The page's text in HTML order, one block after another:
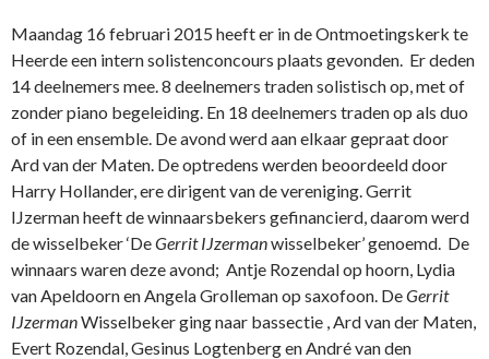
Maandag 16 februari 2015 heeft er in de Ontmoetingskerk te
Heerde een intern solistenconcours plaats gevonden. Er deden
14 deelnemers mee. 8 deelnemers traden solistisch op, met of
zonder piano begeleiding. En 18 deelnemers traden op als duo
of in een ensemble. De avond werd aan elkaar gepraat door
Ard van der Maten. De optredens werden beoordeeld door
Harry Hollander, ere dirigent van de vereniging. Gerrit
IJzerman heeft de winnaarsbekers gefinancierd, daarom werd
de wisselbeker ‘DeGerrit IJzermanwisselbeker’ genoemd. De
winnaars waren deze avond; Antje Rozendal op hoorn, Lydia
van Apeldoorn en Angela Grolleman op saxofoon. DeGerrit
IJzermanWisselbeker ging naar bassectie , Ard van der Maten,
Evert Rozendal, Gesinus Logtenberg en André van den